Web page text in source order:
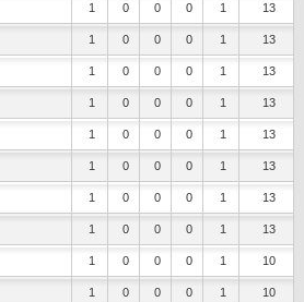
1 0 0 0 1 13
1 0 0 0 1 13
1 0 0 0 1 13
1 0 0 0 1 13
1 0 0 0 1 13
1 0 0 0 1 13
1 0 0 0 1 13
1 0 0 0 1 13
1 0 0 0 1 10
1 0 0 0 1 10